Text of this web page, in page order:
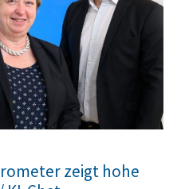
zeigt hohe